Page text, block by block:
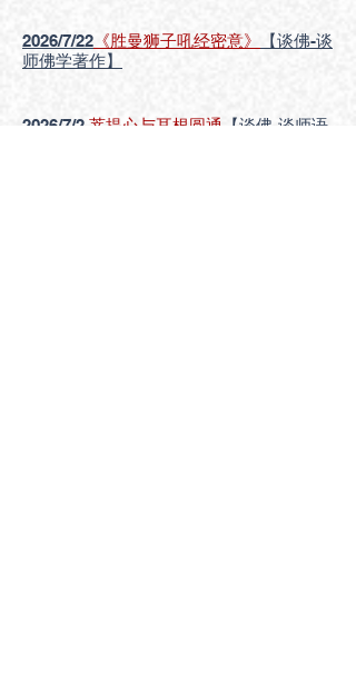
2026/7/22 《胜曼狮子吼经密意》
【谈佛-谈
师佛学著作】
2026/7/2 菩提心与耳根圆通 【谈佛- 谈师语